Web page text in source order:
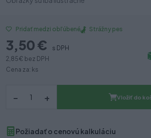
Pridať medzi obľúbené Strážny pes
3,50 €
s DPH
2,85 € bez DPH
Cena za: ks
– + Vložiť do
Požiadať o cenovú kalkuláciu